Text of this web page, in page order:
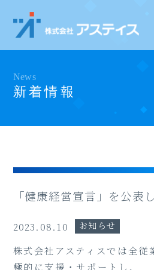
News
新着情報
「健康経営宣言」を公表
2023.08.10 お知らせ
株式会社アスティスでは全従
極的に支援・サポートし、